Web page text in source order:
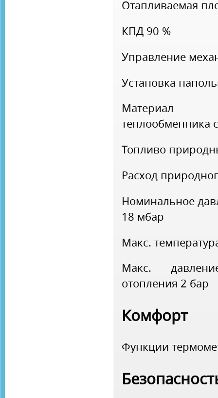
Отапливаемая
КПД 90 %
Управление
Установка
теплообменника
Топливо
Расход
Номинальное
18 мбар
Макс.
Макс.
отопления 2 бар
Комфорт
Функции